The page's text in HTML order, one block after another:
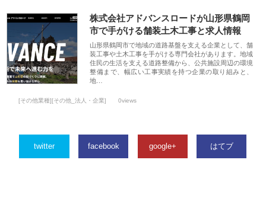
株式会社アドバンスロードが山形県鶴岡
市で手がける舗装土木工事と求人情報
山形県鶴岡市で地域の道路基盤を支える企業として、舗
装工事や土木工事を手がける専門会社があります。地域
住民の生活を支える道路整備から、公共施設周辺の環境
整備まで、幅広い工事実績を持つ企業の取り組みと、
地…
[その他業種][その他_法人・企業] 0views
twitter facebook google+ はてブ